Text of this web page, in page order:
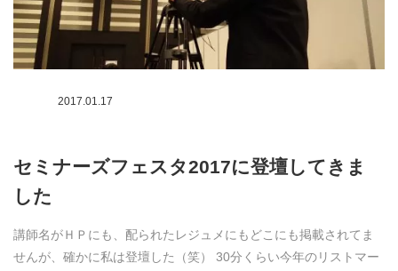
2017.01.17
セミナーズフェスタ2017に登壇してきま
した
講師名がＨＰにも、配られたレジュメにもどこにも掲載されてま
せんが、確かに私は登壇した（笑） 30分くらい今年のリストマー